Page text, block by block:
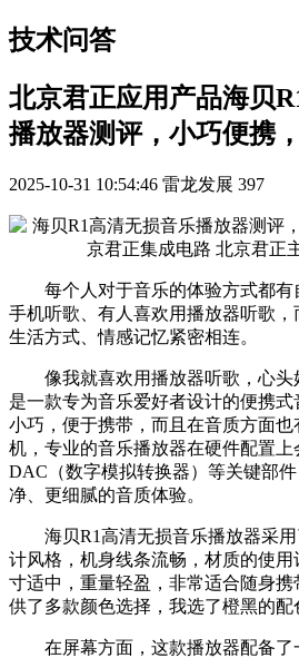
技术问答
北京君正应用产品海贝
播放器测评，小巧便携
2025-10-31 10:54:46 雷龙发展 397
每个人对于音乐的体验方式都有
手机听歌、有人喜欢用播放器听歌
生活方式、情感记忆紧密相连。
像我就喜欢用播放器听歌，心头
是一款专为音乐爱好者设计的便携
小巧，便于携带，而且在音质方面
机，专业的音乐播放器在硬件配置上
DAC（数字模拟转换器）等关键部
净、更细腻的音质体验。
海贝R1高清无损音乐播放器采用
计风格，机身线条流畅，材质的使用
寸适中，重量轻盈，非常适合随身携
供了多款颜色选择，我选了橙黑的配
在屏幕方面，这款播放器配备了